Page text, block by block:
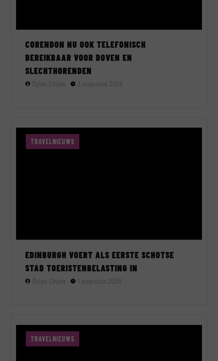
CORENDON NU OOK TELEFONISCH
BEREIKBAAR VOOR DOVEN EN
SLECHTHORENDEN
Dylan Cinjee 3 augustus 2026
TRAVELNIEUWS
EDINBURGH VOERT ALS EERSTE SCHOTSE
STAD TOERISTENBELASTING IN
Dylan Cinjee 1 augustus 2026
TRAVELNIEUWS